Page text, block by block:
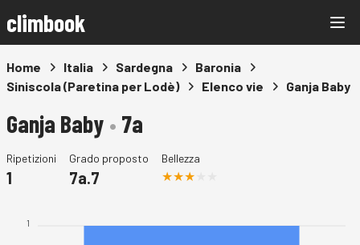
climbook
Home Italia Sardegna
Baronia
Siniscola (Paretina per Lodè)
Elenco vie Ganja Baby
Ganja Baby • 7a
Ripetizioni
1
Grado proposto
7a.7
Bellezza
1